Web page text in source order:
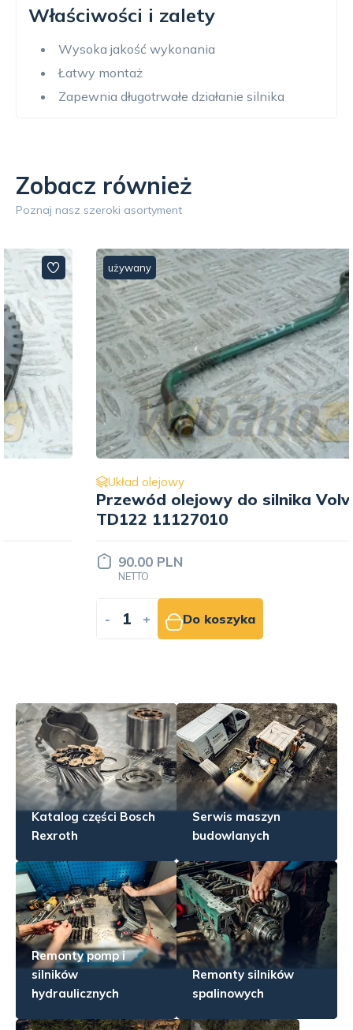
Właściwości i zalety
Wysoka jakość wykonania
Łatwy montaż
Zapewnia długotrwałe działanie silnika
Zobacz również
Poznaj nasz szeroki asortyment
używany
Układ olejowy
Przewód olejowy do silnika Volvo
TD122 11127010
90.00 PLN
Do koszyka
Katalog części Bosch
Rexroth
Serwis maszyn
budowlanych
Remonty pomp i
silników
hydraulicznych
Remonty silników
spalinowych